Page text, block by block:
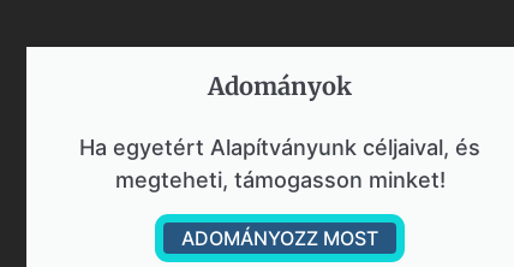
Adományok​
Ha egyetért Alapítványunk céljaival, és
megteheti, támogasson minket!
ADOMÁNYOZZ MOST